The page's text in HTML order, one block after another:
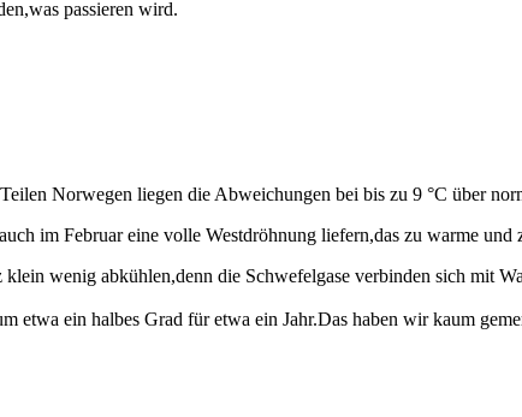
passieren wird.
Norwegen liegen die Abweichungen bei bis zu 9 °C über
im Februar eine volle Westdröhnung liefern,das zu warme und
wenig abkühlen,denn die Schwefelgase verbinden sich mit
ein halbes Grad für etwa ein Jahr.Das haben wir kaum